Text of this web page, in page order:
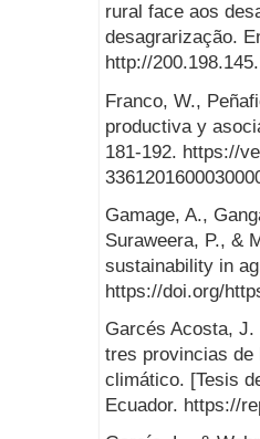
rural face aos
desagrarização.
http://
Franco, W.,
productiva y
181-192. https://
Gamage, A.,
Suraweera, P., &
sustainability in
https://doi.org/
Garcés Acosta, J.
tres provincias de
climático. [Tesis
Ecuador. https://